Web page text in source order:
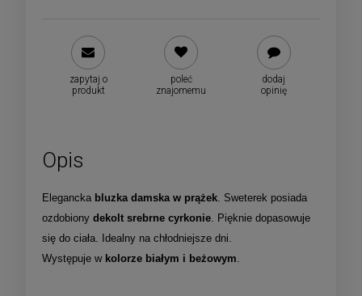
zapytaj o
produkt
poleć
znajomemu
dodaj
opinię
Opis
Elegancka bluzka damska w prążek . Sweterek posiada
ozdobiony dekolt srebrne cyrkonie . Pięknie dopasowuje
się do ciała. Idealny na chłodniejsze dni.
Występuje w kolorze białym i beżowym